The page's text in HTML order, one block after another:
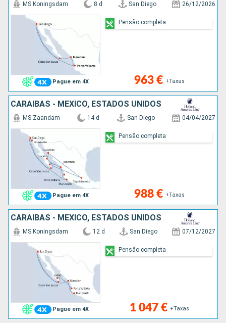
Pague em 4X
MS Koningsdam 8 d San Diego 26/12/2026
963 € +Taxas
Pensão completa
CARAIBAS - MEXICO, ESTADOS UNIDOS
Pague em 4X
MS Zaandam 14 d San Diego 04/04/2027
988 € +Taxas
Pensão completa
CARAIBAS - MEXICO, ESTADOS UNIDOS
Pague em 4X
MS Koningsdam 12 d San Diego 07/12/2027
1 047 € +Taxas
Pensão completa